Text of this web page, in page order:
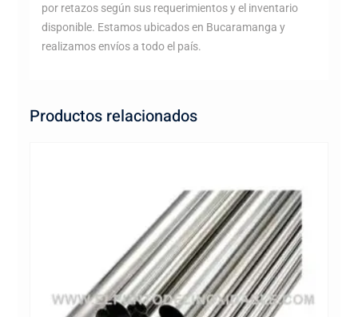
por retazos según sus requerimientos y el inventario
disponible. Estamos ubicados en Bucaramanga y
realizamos envíos a todo el país.
Productos relacionados